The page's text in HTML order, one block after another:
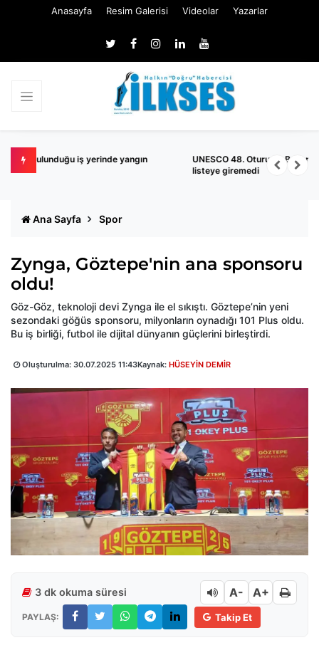
Anasayfa Resim Galerisi Videolar Yazarlar
UNESCO 48. Oturumu Busan’da tamamlandı: Türkiye bu yıl
Ana Sayfa Spor
Zynga, Göztepe'nin ana sponsoru
oldu!
Göz-Göz, teknoloji devi Zynga ile el sıkıştı. Göztepe’nin yeni
sezondaki göğüs sponsoru, milyonların oynadığı 101 Plus oldu.
Bu iş birliği, futbol ile dijital dünyanın güçlerini birleştirdi.
Oluşturulma: 30.07.2025 11:43Kaynak: HÜSEYİN DEMİR
3 dk okuma süresi A- A+
PAYLAŞ: Takip Et